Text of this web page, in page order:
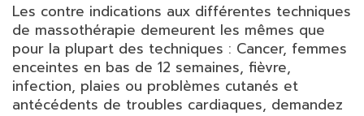
Les contre indications aux différentes techniques
de massothérapie demeurent les mêmes que
pour la plupart des techniques : Cancer, femmes
enceintes en bas de 12 semaines, fièvre,
infection, plaies ou problèmes cutanés et
antécédents de troubles cardiaques, demandez